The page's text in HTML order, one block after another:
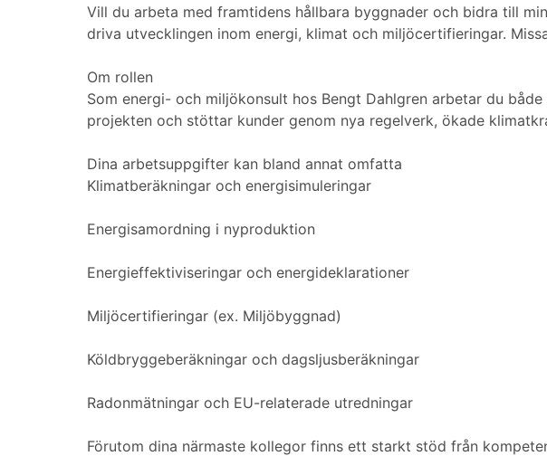
Vill du arbeta med framtidens hållbara byggnader och bidra till
driva utvecklingen inom energi, klimat och miljöcertifieringar.
Om rollen
Som energi- och miljökonsult hos Bengt Dahlgren arbetar du
projekten och stöttar kunder genom nya regelverk, ökade
Dina arbetsuppgifter kan bland annat omfatta
Klimatberäkningar och energisimuleringar
Energisamordning i nyproduktion
Energieffektiviseringar och energideklarationer
Miljöcertifieringar (ex. Miljöbyggnad)
Köldbryggeberäkningar och dagsljusberäkningar
Radonmätningar och EU-relaterade utredningar
Förutom dina närmaste kollegor finns ett starkt stöd från